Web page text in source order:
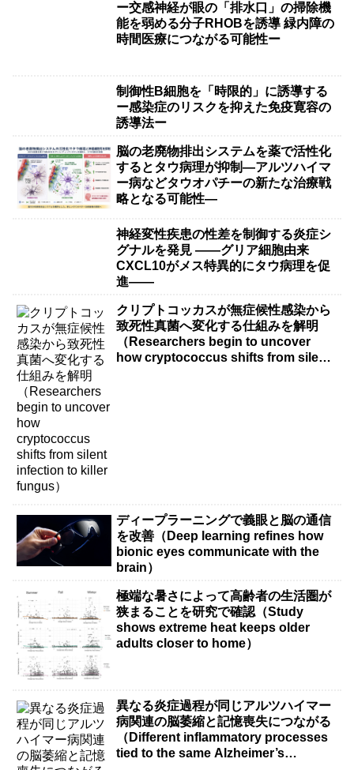
ー交感神経が眼の「排水口」の掃除機
能を弱める分子RHOBを誘導 緑内障の
時間医療につながる可能性ー
制御性B細胞を「時限的」に誘導する
ー感染症のリスクを抑えた免疫寛容の
誘導法ー
脳の老廃物排出システムを薬で活性化
するとタウ病理が抑制―アルツハイマ
ー病などタウオパチーの新たな治療戦
略となる可能性―
神経変性疾患の性差を制御する炎症シ
グナルを発見 ――グリア細胞由来
CXCL10がメス特異的にタウ病理を促
進――
クリプトコッカスが無症候性感染から
致死性真菌へ変化する仕組みを解明
（Researchers begin to uncover
how cryptococcus shifts from silent
ディープラーニングで義眼と脳の通信
を改善（Deep learning refines how
bionic eyes communicate with the
brain）
極端な暑さによって高齢者の生活圏が
狭まることを研究で確認（Study
shows extreme heat keeps older
adults closer to home）
異なる炎症過程が同じアルツハイマー
病関連の脳萎縮と記憶喪失につながる
（Different inflammatory processes
tied to the same Alzheimer’s